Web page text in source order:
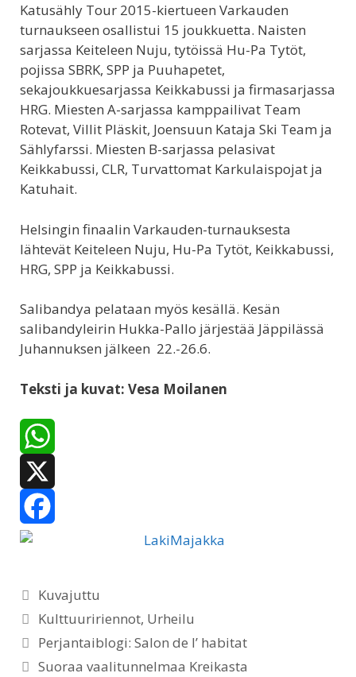
Katusähly Tour 2015-kiertueen Varkauden
turnaukseen osallistui 15 joukkuetta. Naisten
sarjassa Keiteleen Nuju, tytöissä Hu-Pa Tytöt,
pojissa SBRK, SPP ja Puuhapetet,
sekajoukkuesarjassa Keikkabussi ja firmasarjassa
HRG. Miesten A-sarjassa kamppailivat Team
Rotevat, Villit Pläskit, Joensuun Kataja Ski Team ja
Sählyfarssi. Miesten B-sarjassa pelasivat
Keikkabussi, CLR, Turvattomat Karkulaispojat ja
Katuhait.
Helsingin finaalin Varkauden-turnauksesta
lähtevät Keiteleen Nuju, Hu-Pa Tytöt, Keikkabussi,
HRG, SPP ja Keikkabussi.
Salibandya pelataan myös kesällä. Kesän
salibandyleirin Hukka-Pallo järjestää Jäppilässä
Juhannuksen jälkeen 22.-26.6.
Teksti ja kuvat: Vesa Moilanen
W
h
a
s
A
X
F
c
e
Kategoriat
Kuvajuttu
Avainsanat
Kulttuuririennot, Urheilu
Perjantaiblogi: Salon de l’ habitat
Suoraa vaalitunnelmaa Kreikasta